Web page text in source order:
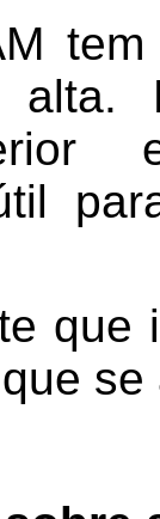
alta.
que